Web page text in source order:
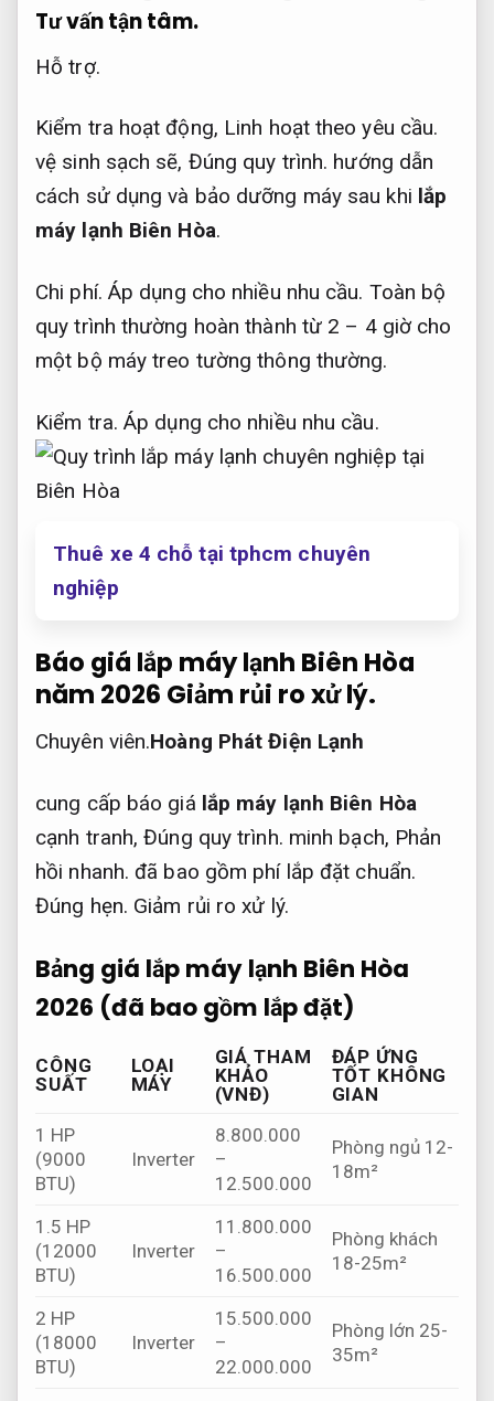
Tư vấn tận tâm.
Hỗ trợ.
Kiểm tra hoạt động, Linh hoạt theo yêu cầu.
vệ sinh sạch sẽ, Đúng quy trình. hướng dẫn
cách sử dụng và bảo dưỡng máy sau khi lắp
máy lạnh Biên Hòa.
Chi phí. Áp dụng cho nhiều nhu cầu. Toàn bộ
quy trình thường hoàn thành từ 2 – 4 giờ cho
một bộ máy treo tường thông thường.
Kiểm tra. Áp dụng cho nhiều nhu cầu.
Thuê xe 4 chỗ tại tphcm chuyên
nghiệp
Báo giá lắp máy lạnh Biên Hòa
năm 2026 Giảm rủi ro xử lý.
Chuyên viên.Hoàng Phát Điện Lạnh
cung cấp báo giá lắp máy lạnh Biên Hòa
cạnh tranh,Đúng quy trình. minh bạch, Phản
hồi nhanh. đã bao gồm phí lắp đặt chuẩn.
Đúng hẹn. Giảm rủi ro xử lý.
Bảng giá lắp máy lạnh Biên Hòa
2026 (đã bao gồm lắp đặt)
CÔNG
SUẤT
LOẠI
MÁY
GIÁ THAM
KHẢO
(VNĐ)
ĐÁP ỨNG
TỐT KHÔNG
GIAN
1 HP
(9000
BTU)
Inverter
8.800.000
–
12.500.000
Phòng ngủ 12-
18m²
1.5 HP
(12000
BTU)
Inverter
11.800.000
–
16.500.000
Phòng khách
18-25m²
2 HP
(18000
BTU)
Inverter
15.500.000
–
22.000.000
Phòng lớn 25-
35m²